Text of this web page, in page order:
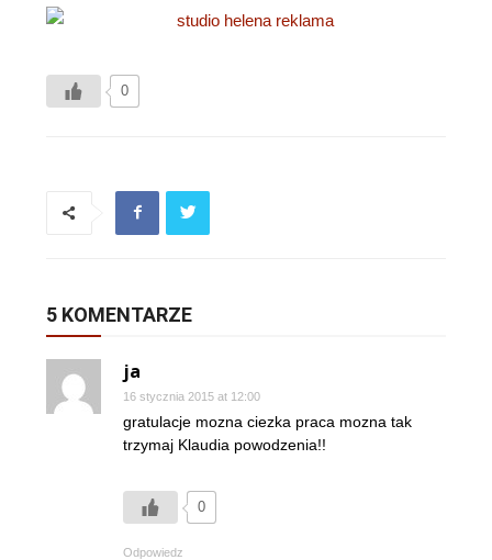
0
5 KOMENTARZE
ja
16 stycznia 2015 at 12:00
gratulacje mozna ciezka praca mozna tak
trzymaj Klaudia powodzenia!!
0
Odpowiedz